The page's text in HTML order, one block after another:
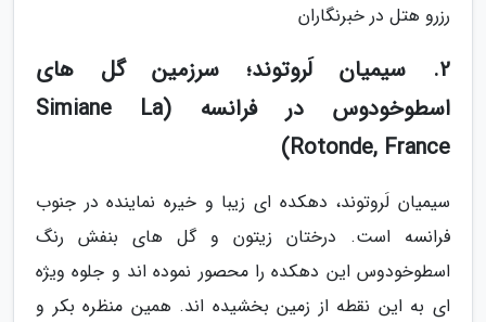
رزرو هتل در خبرنگاران
2. سیمیان لَروتوند؛ سرزمین گل های
اسطوخودوس در فرانسه (Simiane La
Rotonde, France)
سیمیان لَروتوند، دهکده ای زیبا و خیره نماینده در جنوب
فرانسه است. درختان زیتون و گل های بنفش رنگ
اسطوخودوس این دهکده را محصور نموده اند و جلوه ویژه
ای به این نقطه از زمین بخشیده اند. همین منظره بکر و